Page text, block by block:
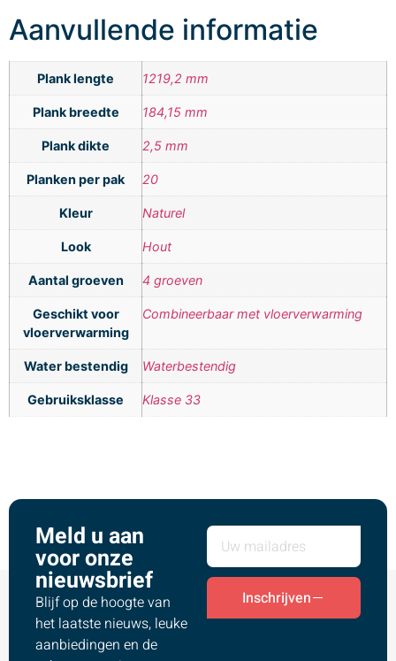
Aanvullende informatie
Plank lengte 1219,2 mm
Plank breedte 184,15 mm
Plank dikte 2,5 mm
Planken per pak 20
Kleur Naturel
Look Hout
Aantal groeven 4 groeven
Geschikt voor
vloerverwarming
Combineerbaar met vloerverwarming
Water bestendig Waterbestendig
Gebruiksklasse Klasse 33
Meld u aan
voor onze
nieuwsbrief
Blijf op de hoogte van
het laatste nieuws, leuke
aanbiedingen en de
Inschrijven